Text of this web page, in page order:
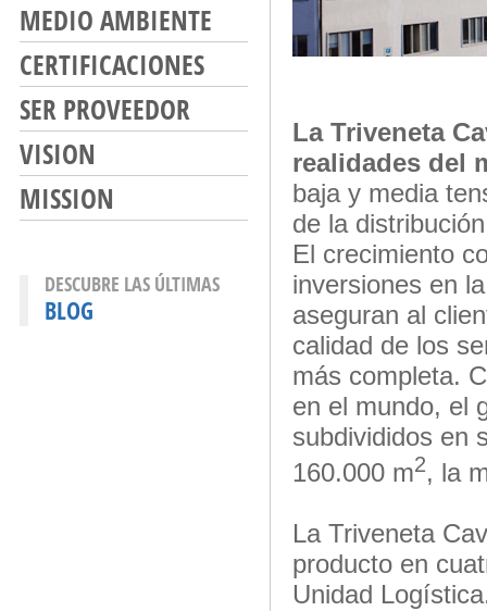
MEDIO AMBIENTE
CERTIFICACIONES
SER PROVEEDOR
VISION
MISSION
DESCUBRE LAS ÚLTIMAS
BLOG
La Triveneta
realidades del
baja y media
de la
El crecimiento
inversiones en
aseguran al
calidad de los
más completa.
en el mundo, el
subdivididos en
160.000 m2, la
La Triveneta
producto en
Unidad